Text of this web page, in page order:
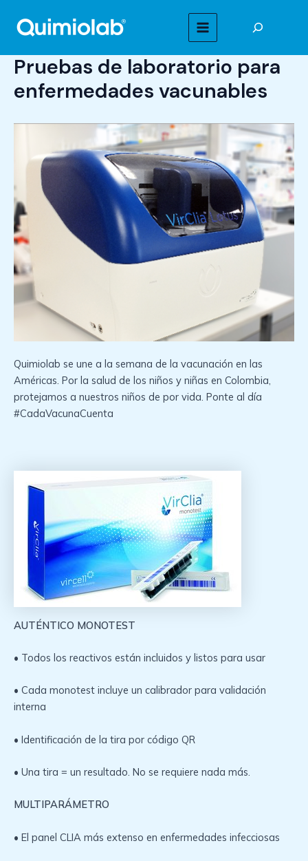
contenido
MAIN
MENU
Pruebas de laboratorio para
enfermedades vacunables
Quimiolab se une a la semana de la vacunación en las
Américas. Por la salud de los niños y niñas en Colombia,
protejamos a nuestros niños de por vida. Ponte al día
#CadaVacunaCuenta
AUTÉNTICO MONOTEST
• Todos los reactivos están incluidos y listos para usar
• Cada monotest incluye un calibrador para validación
interna
• Identificación de la tira por código QR
• Una tira = un resultado. No se requiere nada más.
MULTIPARÁMETRO
• El panel CLIA más extenso en enfermedades infecciosas